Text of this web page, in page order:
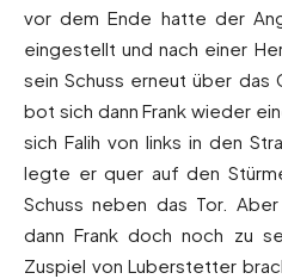
vor dem Ende hatte der
eingestellt und nach einer
sein Schuss erneut über das
bot sich dann Frank wieder
sich Falih von links in den
legte er quer auf den
Schuss neben das Tor.
dann Frank doch noch zu
Zuspiel von Luberstetter